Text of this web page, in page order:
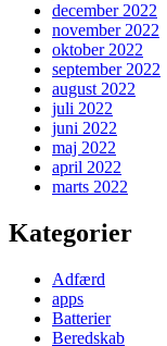
december 2022
november 2022
oktober 2022
september 2022
august 2022
juli 2022
juni 2022
maj 2022
april 2022
marts 2022
Kategorier
Adfærd
apps
Batterier
Beredskab